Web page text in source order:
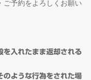
ご予約をよろしくお願い
を入れたまま返却される
のような行為をされた場